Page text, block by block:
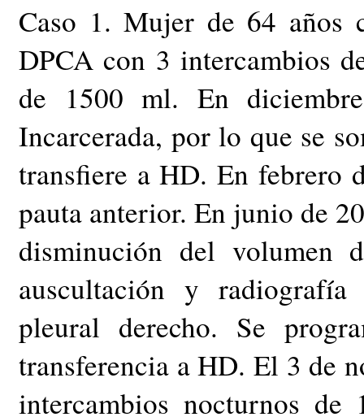
Caso 1. Mujer de 64
DPCA con 3 intercambios
de 1500 ml. En
Incarcerada, por lo que se
transfiere a HD. En febrero
pauta anterior. En junio de
disminución del volumen
auscultación y
pleural derecho. Se
transferencia a HD. El 3 de
intercambios nocturnos